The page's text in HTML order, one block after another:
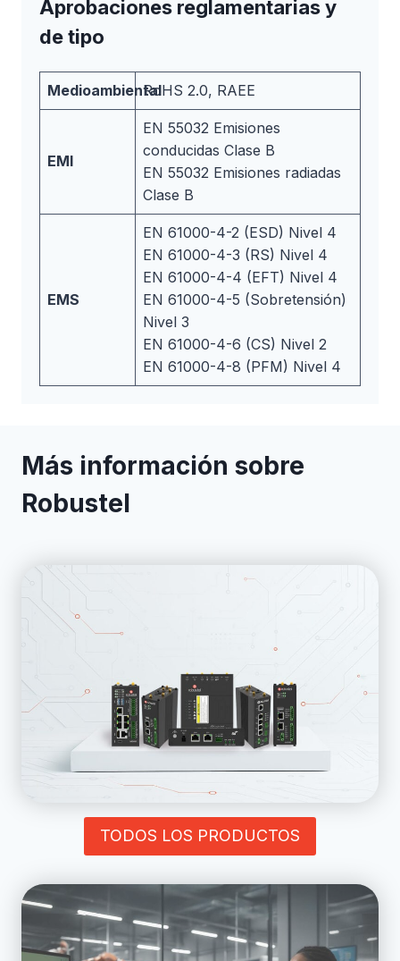
Aprobaciones reglamentarias y
de tipo
MedioambientalRoHS 2.0, RAEE
EMI
EN 55032 Emisiones
conducidas Clase B
EN 55032 Emisiones radiadas
Clase B
EMS
EN 61000-4-2 (ESD) Nivel 4
EN 61000-4-3 (RS) Nivel 4
EN 61000-4-4 (EFT) Nivel 4
EN 61000-4-5 (Sobretensión)
Nivel 3
EN 61000-4-6 (CS) Nivel 2
EN 61000-4-8 (PFM) Nivel 4
Más información sobre
Robustel
TODOS LOS PRODUCTOS